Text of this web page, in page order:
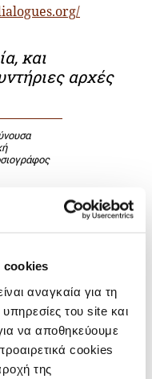
cookies
αναγκαία για τη
του site και
να αποθηκεύουμε
cookies
της
και
αρχές
REFORM